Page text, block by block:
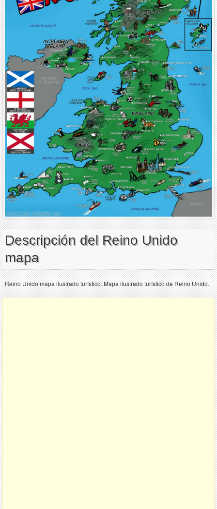
Descripción del Reino Unido
mapa
Reino Unido mapa ilustrado turístico. Mapa ilustrado turístico de Reino Unido.